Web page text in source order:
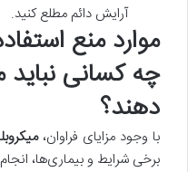
آرایش دائم مطلع کنید.
موارد منع
چه کسانی نباید
دهند؟
با وجود مزایای فراوان،
برخی شرایط و بیماری‌ها،